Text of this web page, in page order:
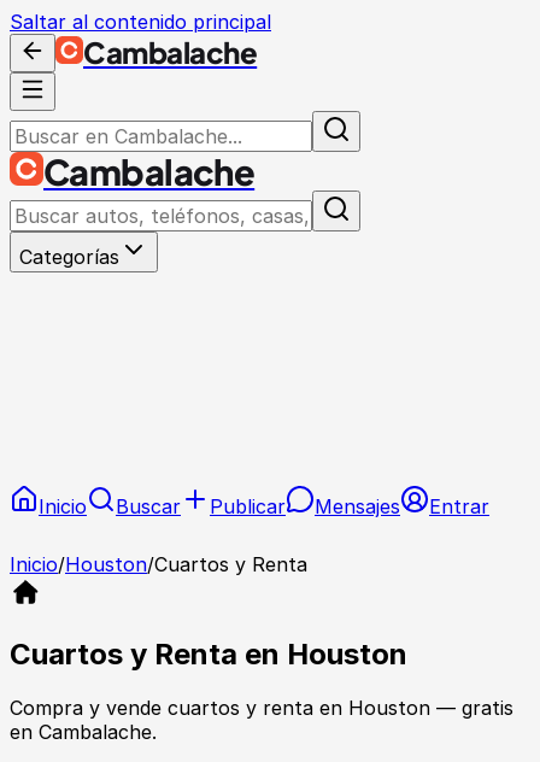
Saltar al contenido principal
Cambalache
Cambalache
Categorías
Inicio Buscar Publicar Mensajes Entrar
Inicio/Houston/Cuartos y Renta
Cuartos y Renta en Houston
Compra y vende cuartos y renta en Houston — gratis
en Cambalache.